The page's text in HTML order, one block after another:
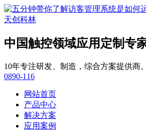
中国触控领域应用定制专
10年专注研发、制造，综合方案提供商
0890-116
网站首页
产品中心
解决方案
应用案例